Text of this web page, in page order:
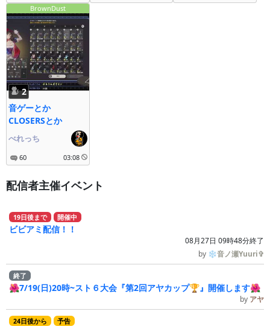
BrownDust
2
音ゲーとか
CLOSERSとか
べれっち
60 03:08
配信者主催イベント
19日後まで 開催中
ビビアミ配信！！
08月27日 09時48分終了
by ❄音ノ瀬Yuuri✞
終了
🌺7/19(日)20時~スト６大会『第2回アヤカップ🏆』開催します🌺
by アヤ
24日後から 予告